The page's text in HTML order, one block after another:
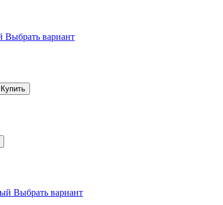
Выбрать вариант
Купить
Выбрать вариант